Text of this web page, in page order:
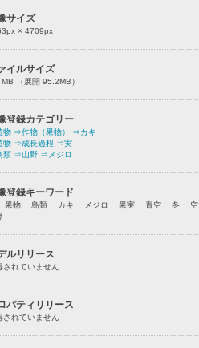
サイズ
px × 4709px
イルサイズ
（展開 95.2MB）
登録カテゴリー
物 ⇒作物（果物）
⇒カキ
物 ⇒成長過程 ⇒実
類 ⇒山野 ⇒メジロ
登録キーワード
果物 鳥類 カキ メジロ 果実 青空 冬 空
ルリリース
されていません
パティリリース
されていません